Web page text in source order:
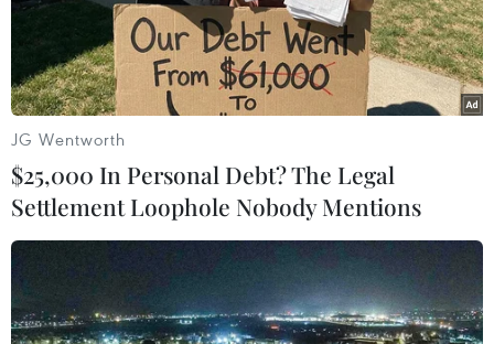
TIN LIÊN QUAN
JG Wentworth
$25,000 In Personal Debt? The Legal
Settlement Loophole Nobody Mentions